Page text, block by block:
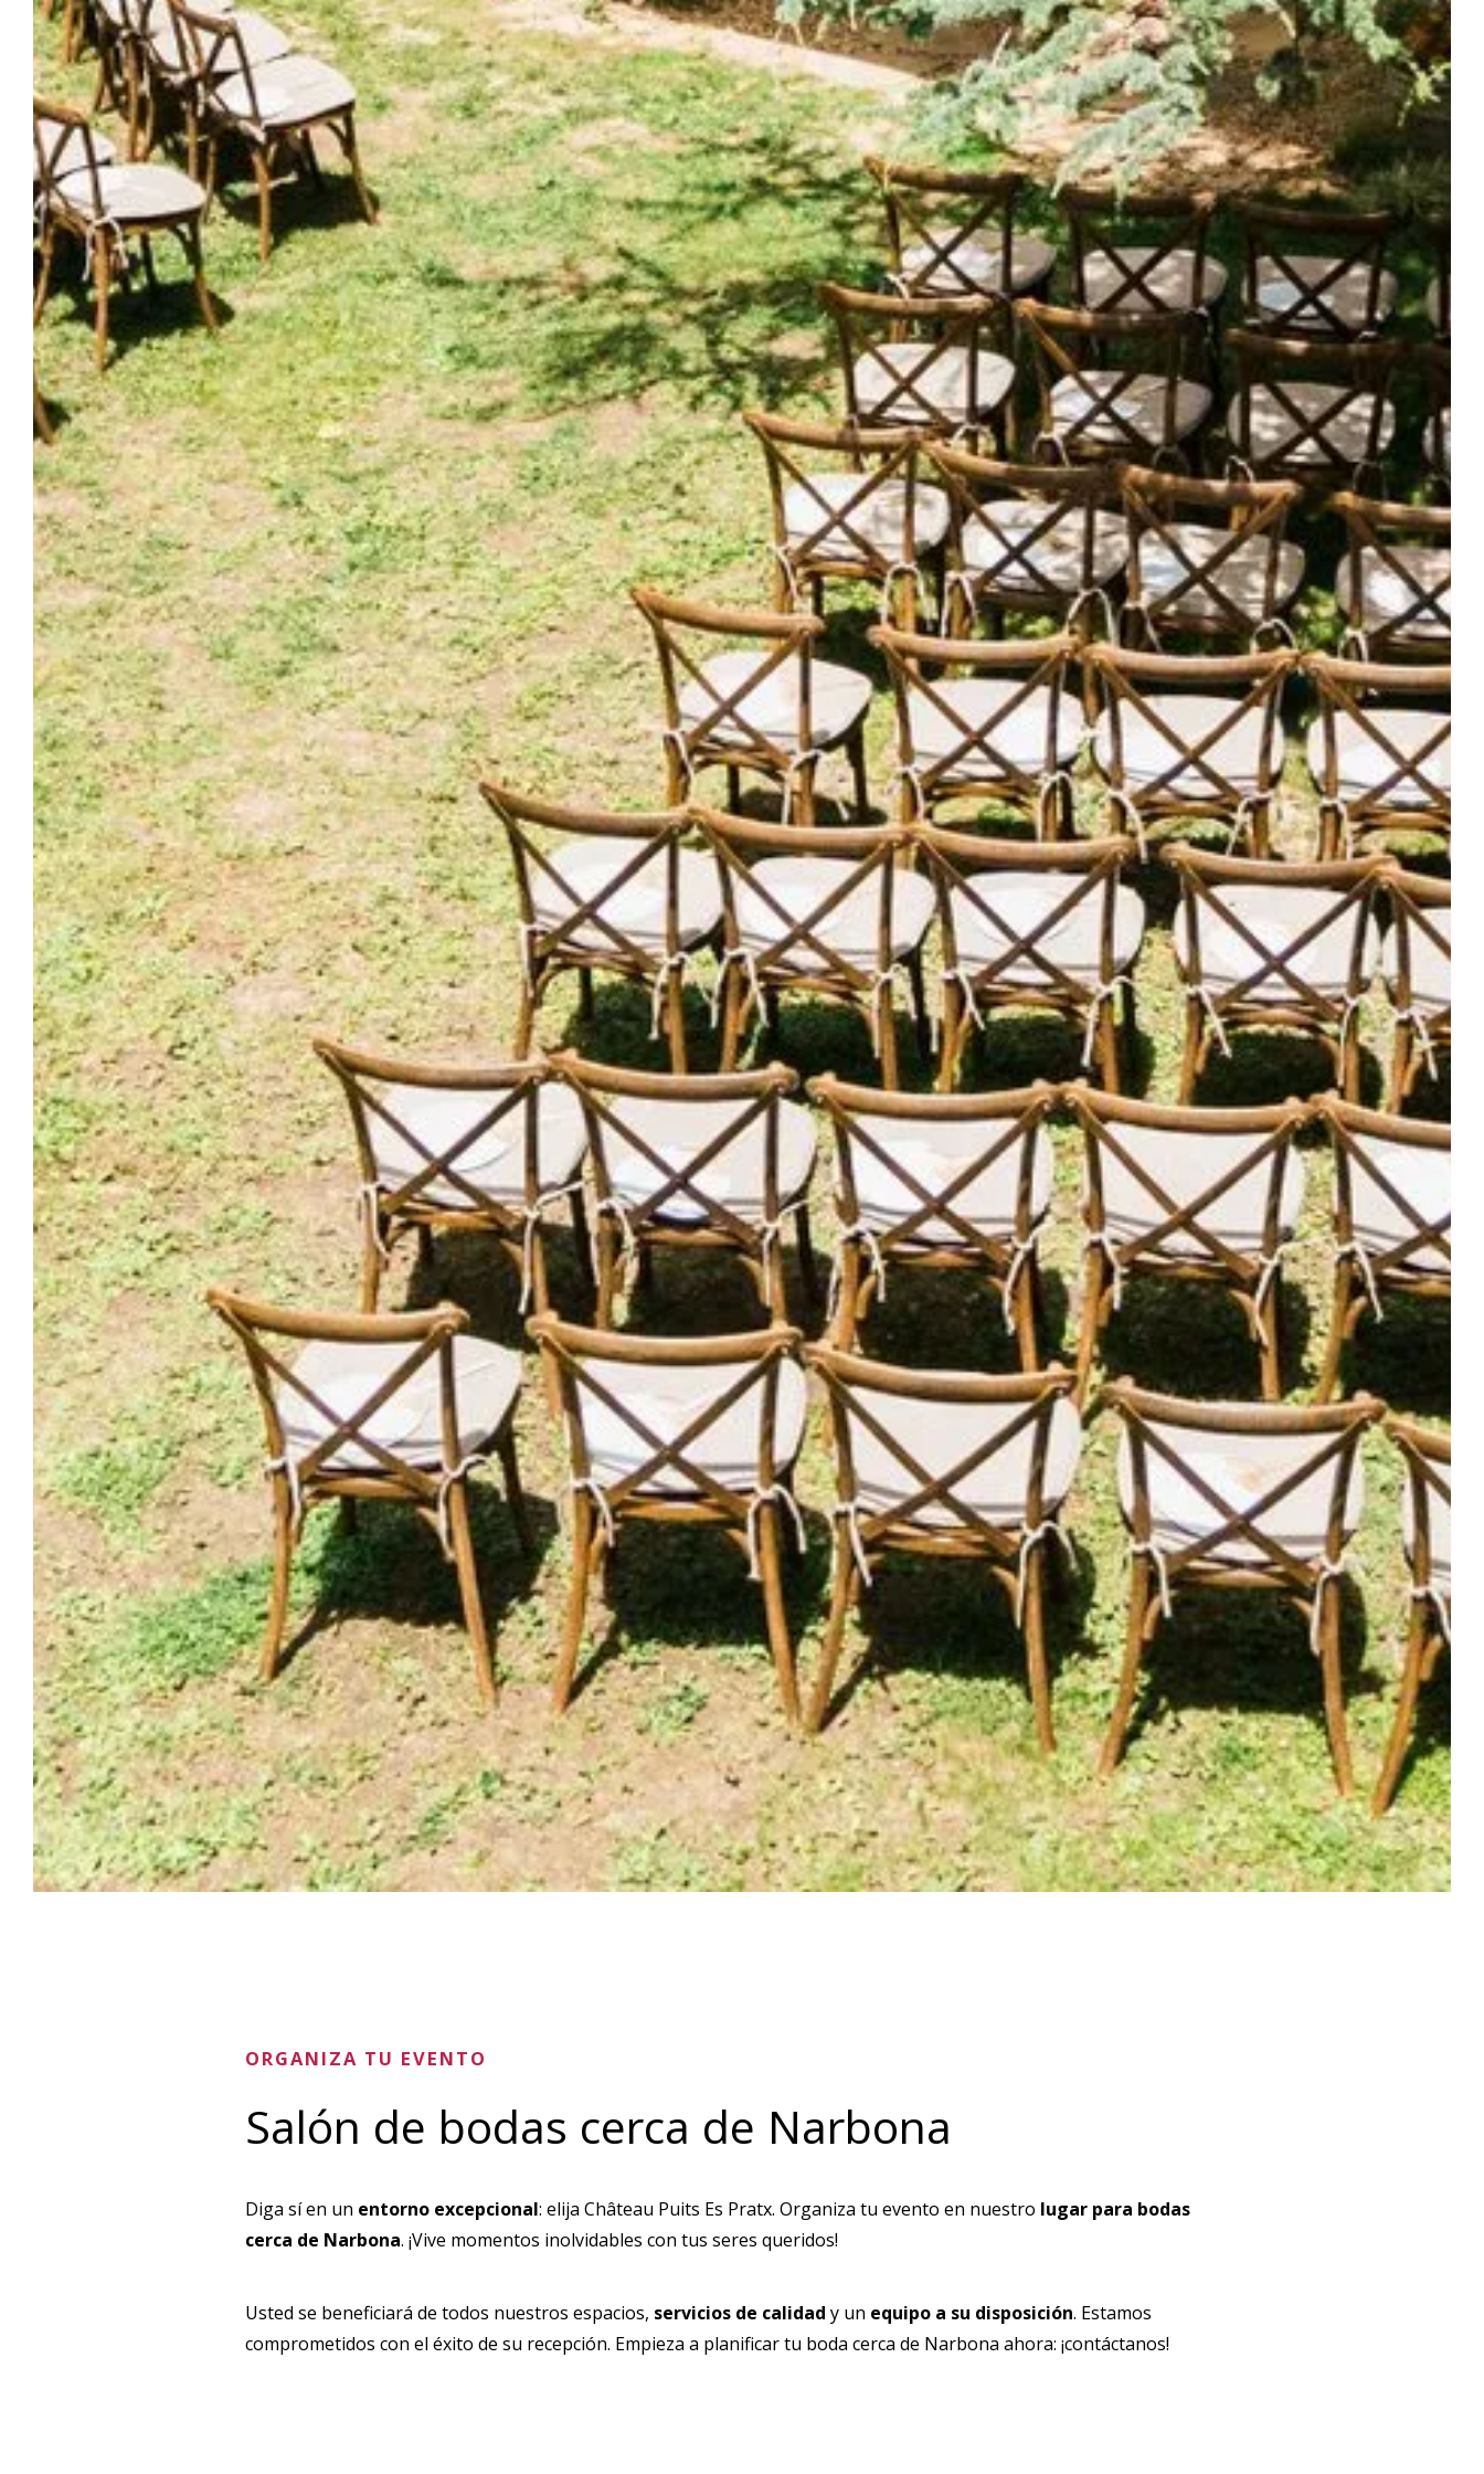
CHÂTEAU DU PUITS ES
PRATX
EL HOTEL RESTAURANTE
NUESTRAS
ACOMODACIONES
ORGANIZA TU EVENTO
Salón de bodas cerca de Narbona
Diga sí en un entorno excepcional: elija Château Puits Es Pratx. Organiza tu evento en nuestro lugar para bodas
cerca de Narbona. ¡Vive momentos inolvidables con tus seres queridos!
Usted se beneficiará de todos nuestros espacios, servicios de calidad y un equipo a su disposición. Estamos
comprometidos con el éxito de su recepción. Empieza a planificar tu boda cerca de Narbona ahora: ¡contáctanos!